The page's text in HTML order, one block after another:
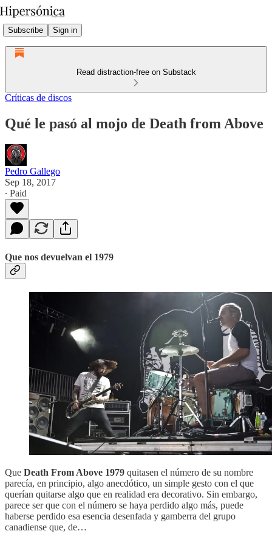
Subscribe Sign in
Read distraction-free on Substack
Críticas de discos
Qué le pasó al mojo de Death from Above
Pedro Gallego
Sep 18, 2017
∙ Paid
Que nos devuelvan el 1979
Que Death From Above 1979 quitasen el número de su nombre
parecía, en principio, algo anecdótico, un simple gesto con el que
querían quitarse algo que en realidad era decorativo. Sin embargo,
parece ser que con el número se haya perdido algo más, puede
haberse perdido esa esencia desenfada y gamberra del grupo
canadiense que, de…